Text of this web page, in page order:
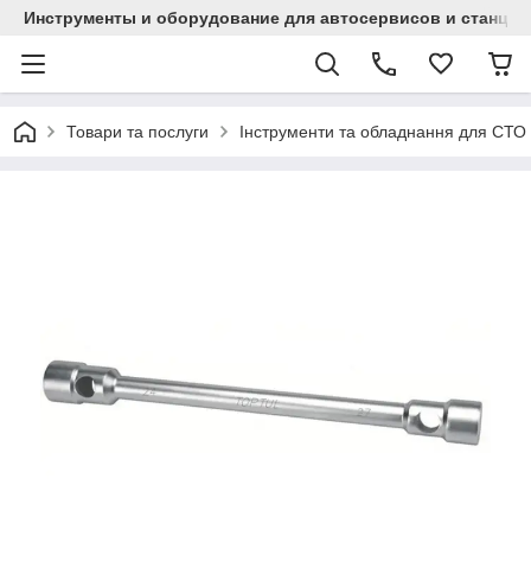
Инструменты и оборудование для автосервисов и
Товари та послуги Інструменти та обладнання для СТО